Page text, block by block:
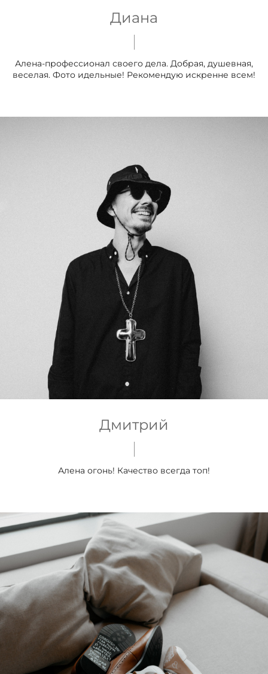
Диана
Алена-профессионал своего дела. Добрая, душевная,
веселая. Фото идельные! Рекомендую искренне всем!
Дмитрий
Алена огонь! Качество всегда топ!